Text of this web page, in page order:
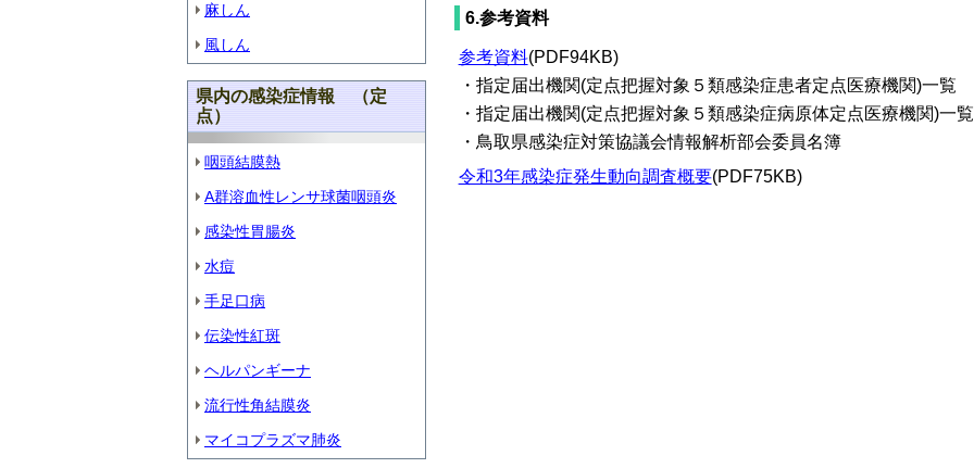
麻しん
風しん
県内の感染症情報 （定
点）
咽頭結膜熱
A群溶血性レンサ球菌咽頭炎
感染性胃腸炎
水痘
手足口病
伝染性紅斑
ヘルパンギーナ
流行性角結膜炎
マイコプラズマ肺炎
6.参考資料
参考資料(PDF94KB)
・指定届出機関(定点把握対象５類感染症患者定点医療機関)一覧
・指定届出機関(定点把握対象５類感染症病原体定点医療機関)一覧
・鳥取県感染症対策協議会情報解析部会委員名簿
令和3年感染症発生動向調査概要(PDF75KB)